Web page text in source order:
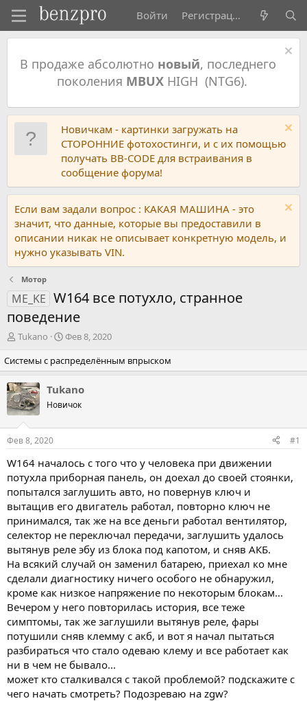
Войти Регистрация
В продаже абсолютно новый, последнего
поколения MBUXHIGH (NTG6).
Новичкам - картинки загружать на
СТОРОННИЕ фотохостинги, и с их помощью
получать BB-CODE для встраивания в
сообщение форума!
Если вам задали вопрос : КАКАЯ МАШИНА - это
значит, что данные, которые вы предоставили в
описании никак не описывает конкретную модель, и
нужно указывать VIN.
Мотор
ME_KE W164 все потухло, странное
поведение
А
т
о
р
т
е
м
Tukano
Д
т
а
н
а
ч
а
Фев 8, 2020
Системы с распределённым впрыском
Tukano
Новичок
Фев 8, 2020 #1
W164 началось с того что у человека при движении
потухла приборная панель, он доехал до своей стоянки,
попытался заглушить авто, но повернув ключ и
вытащив его двигатель работал, повторно ключ не
принимался, так же на все деньги работал вентилятор,
селектор не переключал передачи, заглушить удалось
вытянув реле эбу из блока под капотом, и сняв АКБ.
На всякий случай он заменил батарею, приехал ко мне
сделали диагностику ничего особого не обнаружил,
кроме как низкое напряжение по некоторым блокам...
Вечером у него повторилась история, все теже
симптомы, так же заглушили вытянув реле, фары
потушили сняв клемму с акб, и вот я начал пытаться
разбираться что стало одеваю клему и все работает как
ни в чем не бывало...
может кто сталкивался с такой проблемой? подскажите с
чего начать смотреть? Подозреваю на zgw?